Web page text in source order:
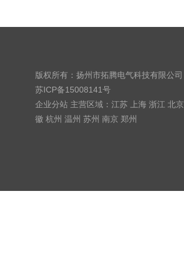
版权所有：扬州市拓腾电气科技有限公司
苏ICP备15008141号
企业分站 主营区域： 江苏 上海 浙江 北京
徽 杭州 温州 苏州 南京 郑州